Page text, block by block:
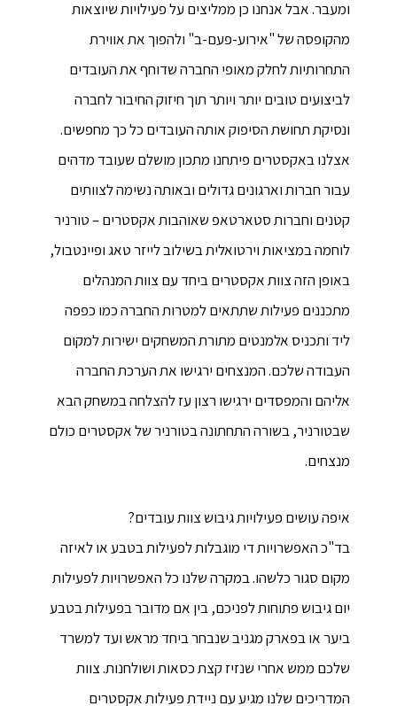
ומעבר. אבל אנחנו כן ממליצים על פעילויות שיוצאות
מהקופסה של "אירוע-פעם-ב" ולהפוך את אווירת
התחרותיות לחלק מאופי החברה שדוחף את העובדים
לביצועים טובים יותר ויותר תוך חיזוק החיבור לחברה
ונסיקת תחושת הסיפוק אותה העובדים כל כך מחפשים.
אצלנו באקסטרים פיתחנו מתכון מושלם שעובד מדהים
עבור חברות וארגונים גדולים ובאותה נשימה לצוותים
קטנים וחברות סטארטאפ שאוהבות אקסטרים – טורניר
לוחמה במציאות וירטואלית בשילוב לייזר טאג ופיינטבול,
באופן הזה צוות אקסטרים ביחד עם צוות המנהלים
מתכננים פעילות שתתאים למטרות החברה כמו כפפה
ליד ותכניס אלמנטים מתורת המשחקים ישירות למקום
העבודה שלכם. המנצחים ירגישו את הערכת החברה
אליהם והמפסדים ירגישו רצון עז להצלחה במשחק הבא
שבטורניר, בשורה התחתונה בטורניר של אקסטרים כולם
מנצחים.
איפה עושים פעילויות גיבוש צוות עובדים?
בד"כ האפשרויות די מוגבלות לפעילות בטבע או לאיזה
מקום סגור כלשהו. במקרה שלנו כל האפשרויות לפעילות
יום גיבוש פתוחות לפניכם, בין אם מדובר בפעילות בטבע
ביער או בפארק מגניב שנבחר ביחד מראש ועד למשרד
שלכם ממש אחרי שנזיז קצת כסאות ושולחנות. צוות
המדריכים שלנו מגיע עם ניידת פעילות אקסטרים